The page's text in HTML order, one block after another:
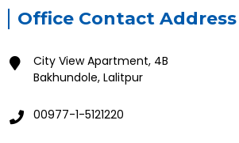
Office Contact Address
City View Apartment, 4B
Bakhundole, Lalitpur
00977-1-5121220